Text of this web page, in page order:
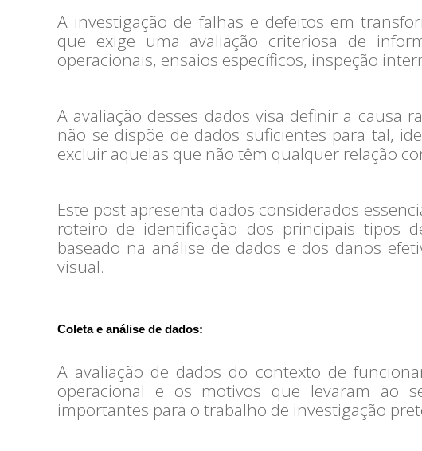
A investigação de falhas e defeitos em
que exige uma avaliação criteriosa de
operacionais, ensaios específicos, inspeção
A avaliação desses dados visa definir a causa
não se dispõe de dados suficientes para tal,
excluir aquelas que não têm qualquer relação
Este post apresenta dados considerados
roteiro de identificação dos principais tipos
baseado na análise de dados e dos danos
visual.
Coleta e análise de dados:
A avaliação de dados do contexto de
operacional e os motivos que levaram ao
importantes para o trabalho de investigação